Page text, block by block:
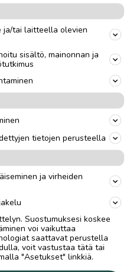
on aina kivaa
yrittäjät ja toimijat
kun olemme
tuntuu
kuin
tai laitteella olevien
sisältö, mainonnan ja
tietojen perusteella
ja virheiden
Suostumuksesi koskee
voi vaikuttaa
saattavat perustella
voit vastustaa tätä tai
"Asetukset" linkkiä.